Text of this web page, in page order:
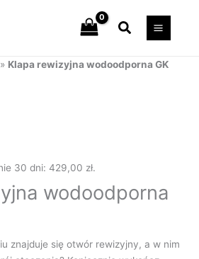
Szukaj
» Klapa rewizyjna wodoodporna GK
30 dni: 429,00 zł.
wodoodporna
znajduje się otwór rewizyjny, a w nim